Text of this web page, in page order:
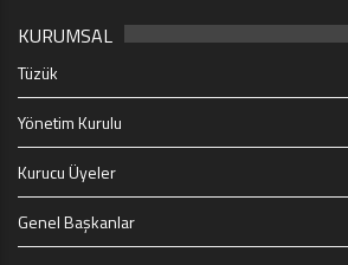
KURUMSAL
Tüzük
Yönetim Kurulu
Kurucu Üyeler
Genel Başkanlar